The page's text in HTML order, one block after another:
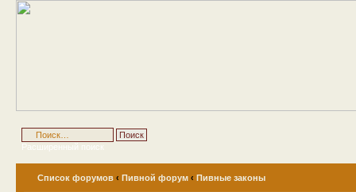
Расширенный поиск
Список форумов ‹ Пивной форум ‹ Пивные законы